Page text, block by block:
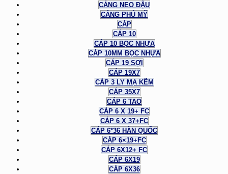
CẢNG NEO ĐẬU
CẢNG PHÚ MỸ
CÁP
CÁP 10
CÁP 10 BỌC NHỰA
CÁP 10MM BỌC NHỰA
CÁP 19 SỢI
CÁP 19X7
CÁP 3 LY MẠ KẼM
CÁP 35X7
CÁP 6 TAO
CÁP 6 X 19+ FC
CÁP 6 X 37+FC
CÁP 6*36 HÀN QUỐC
CÁP 6×19+FC
CÁP 6X12+ FC
CÁP 6X19
CÁP 6X36